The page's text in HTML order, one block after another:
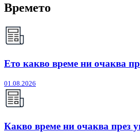
Времето
Ето какво време ни очаква
01.08.2026
Какво време ни очаква през